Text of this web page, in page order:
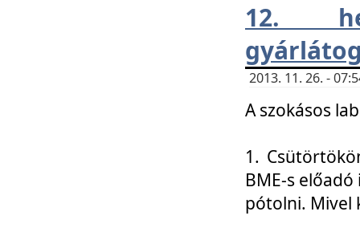
12.
2013. 11. 26. -
A szokásos
1.
BME-s
pótolni. Mivel